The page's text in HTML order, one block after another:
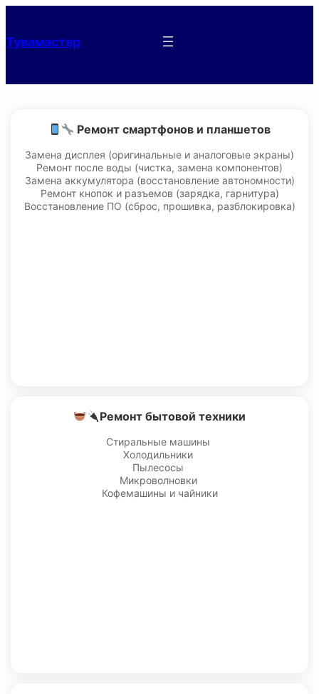
Тувамастер
Ремонт смартфонов и планшетов
Замена дисплея (оригинальные и аналоговые экраны)
Ремонт после воды (чистка, замена компонентов)
Замена аккумулятора (восстановление автономности)
Ремонт кнопок и разъемов (зарядка, гарнитура)
Восстановление ПО (сброс, прошивка, разблокировка)
Ремонт бытовой техники
Стиральные машины
Холодильники
Пылесосы
Микроволновки
Кофемашины и чайники